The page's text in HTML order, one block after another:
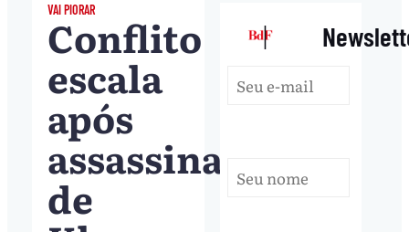
VAI PIORAR
Conflito
escala
após
assassinato
de
|